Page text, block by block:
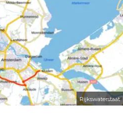
Rijkswaterstaat